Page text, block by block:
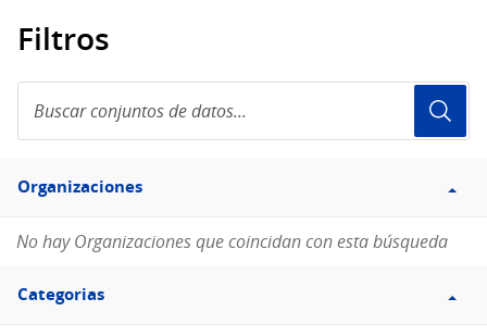
Filtros
conjuntos
de
Filtro
Organizaciones
Organizaciones
No hay Organizaciones que coincidan con esta búsqueda
Filtro
Categorias
Categorias